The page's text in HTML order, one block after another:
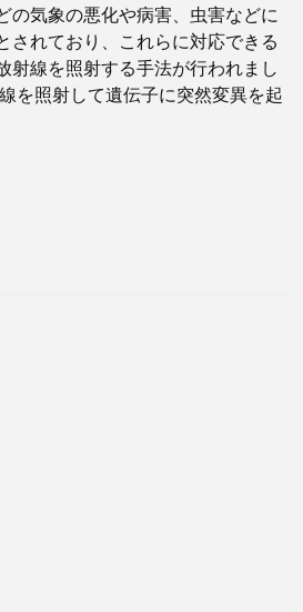
の気象の悪化や病害、虫害などに
されており、これらに対応できる
射線を照射する手法が行われまし
を照射して遺伝子に突然変異を起